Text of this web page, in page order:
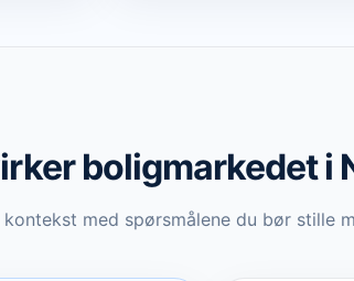
boligmarkedeti
med spørsmålene du bør stille